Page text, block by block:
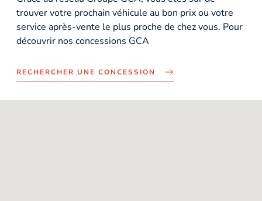
trouver votre prochain véhicule au bon prix ou votre
service après-vente le plus proche de chez vous. Pour
découvrir nos concessions GCA
RECHERCHER UNE CONCESSION